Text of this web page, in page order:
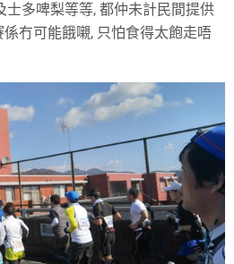
士多啤梨等等,都仲未計民間提供
冇可能餓嚫, 只怕食得太飽走唔